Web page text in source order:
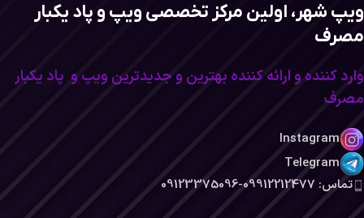
ویپ شهر، اولین مرکز تخصصی ویپ و پاد یکبار
مصرف
وارد کننده و ارائه کننده بهترین و جدیدترین ویپ و پاد یکبار
مصرف
Instagram
Telegram
تماس: 09912212477-09123375096